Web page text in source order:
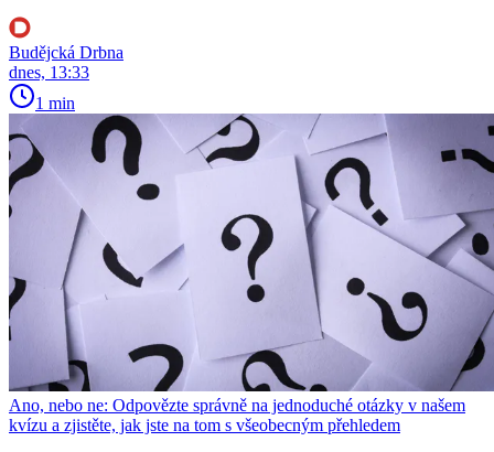
Budějcká Drbna
dnes, 13:33
1 min
Ano, nebo ne: Odpovězte správně na jednoduché otázky v našem
kvízu a zjistěte, jak jste na tom s všeobecným přehledem